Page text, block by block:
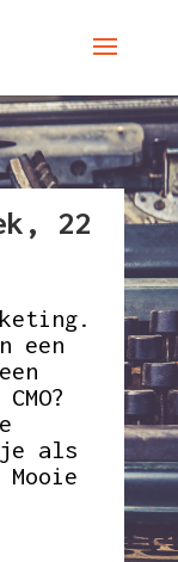
22
een
als